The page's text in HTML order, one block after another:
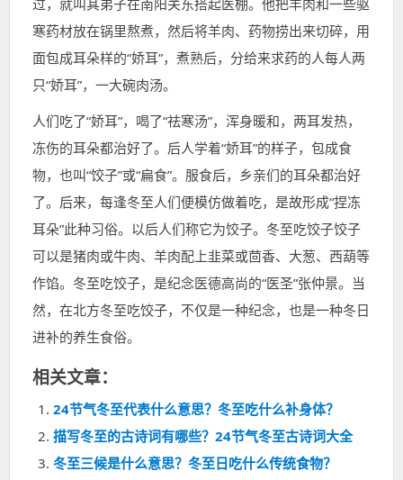
过，就叫其弟子在南阳关东搭起医棚。他把羊肉和一些驱
寒药材放在锅里熬煮，然后将羊肉、药物捞出来切碎，用
面包成耳朵样的“娇耳”，煮熟后，分给来求药的人每人两
只“娇耳”，一大碗肉汤。
人们吃了“娇耳”，喝了“祛寒汤”，浑身暖和，两耳发热，
冻伤的耳朵都治好了。后人学着“娇耳”的样子，包成食
物，也叫“饺子”或“扁食”。服食后，乡亲们的耳朵都治好
了。后来，每逢冬至人们便模仿做着吃，是故形成“捏冻
耳朵”此种习俗。以后人们称它为饺子。冬至吃饺子饺子
可以是猪肉或牛肉、羊肉配上韭菜或茴香、大葱、西葫等
作馅。冬至吃饺子，是纪念医德高尚的“医圣”张仲景。当
然，在北方冬至吃饺子，不仅是一种纪念，也是一种冬日
进补的养生食俗。
相关文章：
24节气冬至代表什么意思？冬至吃什么补身体？
描写冬至的古诗词有哪些？24节气冬至古诗词大全
冬至三候是什么意思？冬至日吃什么传统食物？